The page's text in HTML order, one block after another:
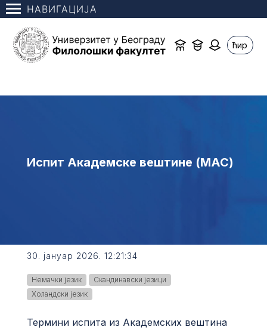
НАВИГАЦИЈА
ћир
Испит Академске вештине (МАС)
30. јануар 2026. 12:21:34
Немачки језик
Скандинавски језици
Холандски језик
Термини испита из Академских вештина